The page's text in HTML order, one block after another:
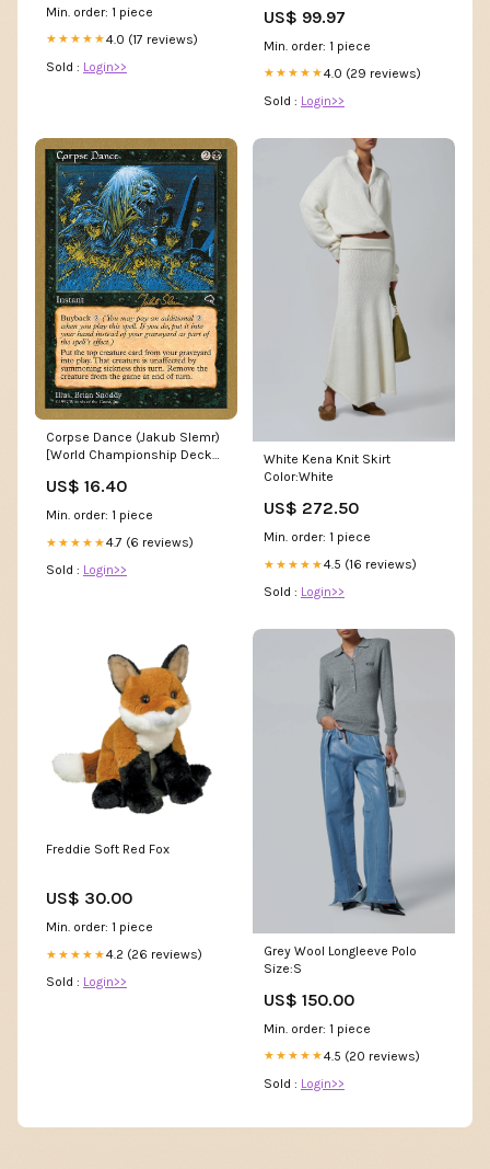
Min. order: 1 piece
★★★★★4.0 (17 reviews)
Sold : Login>>
US$ 99.97
Min. order: 1 piece
★★★★★4.0 (29 reviews)
Sold : Login>>
Corpse Dance (Jakub Slemr)
[World Championship Decks
US$ 16.40
Min. order: 1 piece
★★★★★4.7 (6 reviews)
Sold : Login>>
White Kena Knit Skirt
Color:White
US$ 272.50
Min. order: 1 piece
★★★★★4.5 (16 reviews)
Sold : Login>>
Freddie Soft Red Fox
US$ 30.00
Min. order: 1 piece
★★★★★4.2 (26 reviews)
Sold : Login>>
Grey Wool Longleeve Polo
Size:S
US$ 150.00
Min. order: 1 piece
★★★★★4.5 (20 reviews)
Sold : Login>>